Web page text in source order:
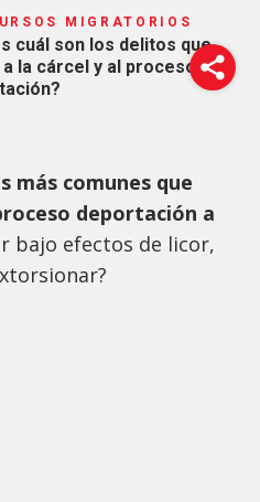
MIGRATORIOS
cuál son los delitos que
la cárcel y al proceso
más comunes que
deportación a
bajo efectos de licor,